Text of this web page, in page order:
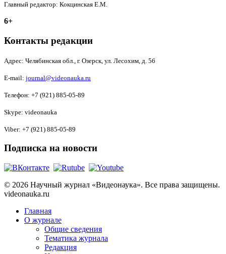
Главный редактор: Кокцинская Е.М.
6+
Контакты редакции
Адрес: Челябинская обл., г. Озерск, ул. Лесохим, д. 56
E-mail: journal@videonauka.ru
Телефон: +7 (921) 885-05-89
Skype: videonauka
Viber: +7 (921) 885-05-89
Подписка на новости
© 2026 Научный журнал «Видеонаука». Все права защищены.
videonauka.ru
Главная
О журнале
Общие сведения
Тематика журнала
Редакция